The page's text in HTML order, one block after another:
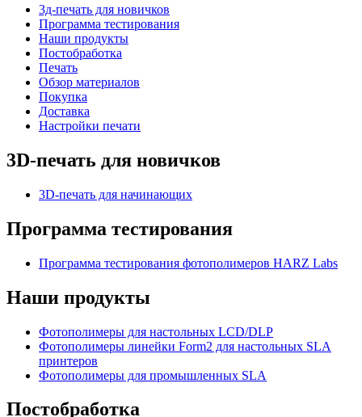
3д-печать для новичков
Программа тестирования
Наши продукты
Постобработка
Печать
Обзор материалов
Покупка
Доставка
Настройки печати
3D-печать для новичков
3D-печать для начинающих
Программа тестирования
Программа тестирования фотополимеров HARZ Labs
Наши продукты
Фотополимеры для настольных LCD/DLP
Фотополимеры линейки Form2 для настольных SLA
принтеров
Фотополимеры для промышленных SLA
Постобработка